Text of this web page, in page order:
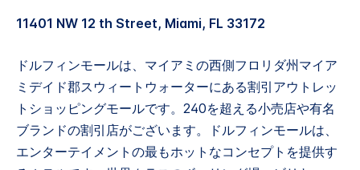
11401 NW 12 th Street, Miami, FL 33172
ドルフィンモールは、マイアミの西側フロリダ州マイア
ミデイド郡スウィートウォーターにある割引アウトレッ
トショッピングモールです。240を超える小売店や有名
ブランドの割引店がございます。ドルフィンモールは、
エンターテイメントの最もホットなコンセプトを提供す